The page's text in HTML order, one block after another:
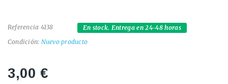
Referencia 4138
Condición: Nuevo producto
En stock. Entrega en 24-48 horas
3,00 €